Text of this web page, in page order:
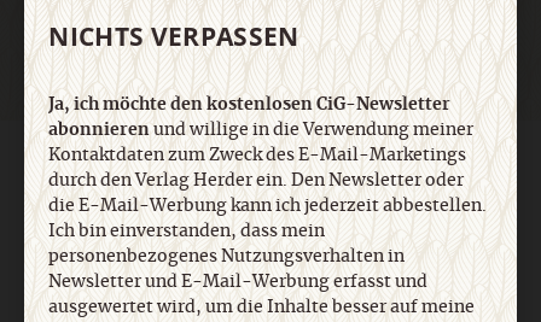
AGB und Widerrufsbelehrung Datenschutz
Barrierefreiheit
Impressum
Vertrag widerrufen Abo online kündigen
NICHTS VERPASSEN
Ja, ich möchte den kostenlosen CiG-Newsletter
abonnierenund willige in die Verwendung meiner
Kontaktdaten zum Zweck des E-Mail-Marketings
durch den Verlag Herder ein. Den Newsletter oder
die E-Mail-Werbung kann ich jederzeit abbestellen.
Ich bin einverstanden, dass mein
personenbezogenes Nutzungsverhalten in
Newsletter und E-Mail-Werbung erfasst und
ausgewertet wird, um die Inhalte besser auf meine